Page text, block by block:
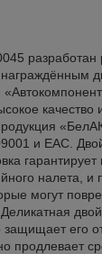
разработан
качество
и ЕАС.
налета, и
могут
его
продлевает